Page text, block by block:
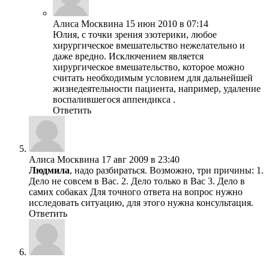
Алиса Москвина 15 июн 2010 в 07:14
Юлия, с точки зрения эзотерики, любое
хирургическое вмешательство нежелательно и
даже вредно. Исключением является
хирургическое вмешательство, которое можно
считать необходимым условием для дальнейшей
жизнедеятельности пациента, например, удаление
воспалившегося аппендикса .
Ответить
Алиса Москвина 17 авг 2009 в 23:40
Людмила, надо разбираться. Возможно, три причины: 1.
Дело не совсем в Вас. 2. Дело только в Вас 3. Дело в
самих собаках Для точного ответа на вопрос нужно
исследовать ситуацию, для этого нужна консультация.
Ответить